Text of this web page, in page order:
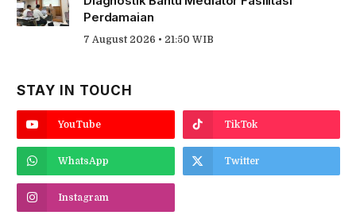
Perdamaian
7 August 2026 • 21:50 WIB
STAY IN TOUCH
YouTube TikTok
WhatsApp Twitter
Instagram